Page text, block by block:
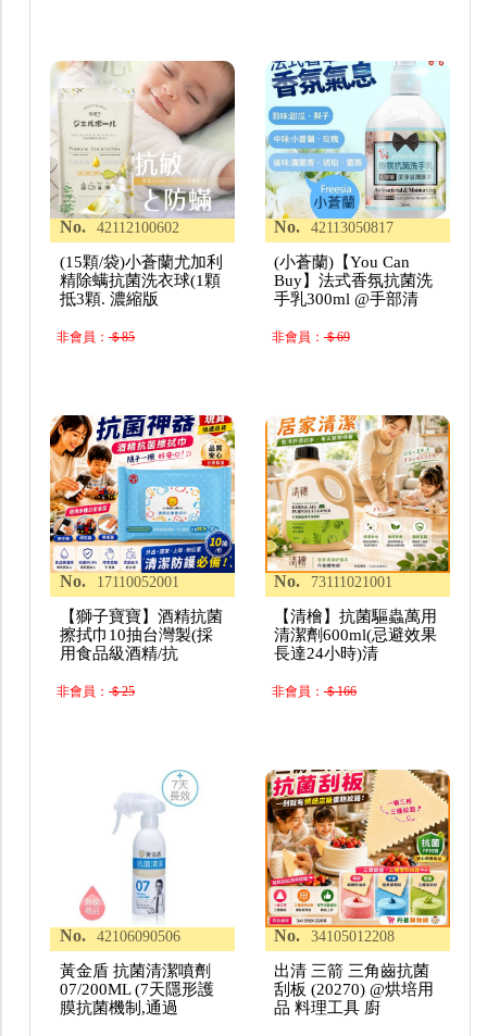
No. 42112100602
(15顆/袋)小蒼蘭尤加利
精除螨抗菌洗衣球(1顆
抵3顆. 濃縮版
非會員：＄85
No. 42113050817
(小蒼蘭)【You Can
Buy】法式香氛抗菌洗
手乳300ml @手部清
非會員：＄69
No. 17110052001
【獅子寶寶】酒精抗菌
擦拭巾10抽台灣製(採
用食品級酒精/抗
非會員：＄25
No. 73111021001
【清檜】抗菌驅蟲萬用
清潔劑600ml(忌避效果
長達24小時)清
非會員：＄166
No. 42106090506
黃金盾 抗菌清潔噴劑
07/200ML (7天隱形護
膜抗菌機制,通過
No. 34105012208
出清 三箭 三角齒抗菌
刮板 (20270) @烘培用
品 料理工具 廚